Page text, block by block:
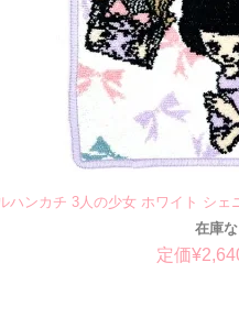
ハンカチ 3人の少女 ホワイト シェ
在庫
定価